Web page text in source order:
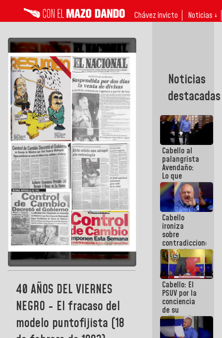
Chávez invicto Noticias ↓
40 AÑOS DEL VIERNES
NEGRO - El fracaso del
modelo puntofijista (18
Noticias
destacadas
Cabello al
palangrista
Avendaño:
Lo que
vayas a
escribir
hazlo hoy
por que no
sabemos si
la semana
que viene
hay
programa
Cabello
ironiza
sobre
contradicciones
y mentiras
de María
Machado:
¡Créanle!
Cabello: El
PSUV por la
conciencia
de su
militancia
es la
organización